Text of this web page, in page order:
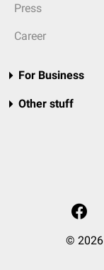
Press
Career
For Business
Other stuff
© 2026